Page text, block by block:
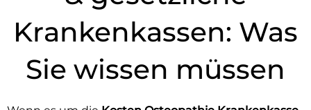
Krankenkassen: Was
Sie wissen müssen